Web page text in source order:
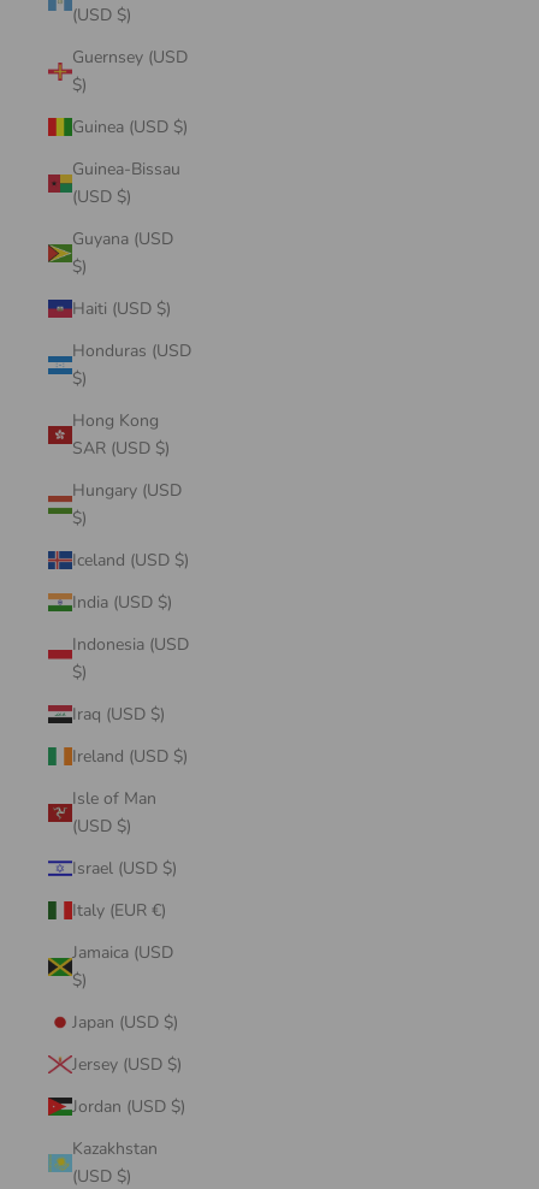
(USD $)
Guernsey (USD
$)
Guinea (USD $)
Guinea-Bissau
(USD $)
Guyana (USD
$)
Haiti (USD $)
Honduras (USD
$)
Hong Kong
SAR (USD $)
Hungary (USD
$)
Iceland (USD $)
India (USD $)
Indonesia (USD
$)
Iraq (USD $)
Ireland (USD $)
Isle of Man
(USD $)
Israel (USD $)
Italy (EUR €)
Jamaica (USD
$)
Japan (USD $)
Jersey (USD $)
Jordan (USD $)
Kazakhstan
(USD $)